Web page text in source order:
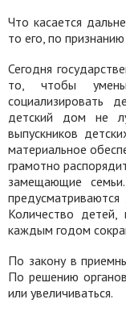
Что касается
то его, по
Сегодня
то, чтобы
социализировать
детский дом не
выпускников
материальное
грамотно
замещающие
Количество
каждым годом
По закону в
По решению
или увеличиваться.